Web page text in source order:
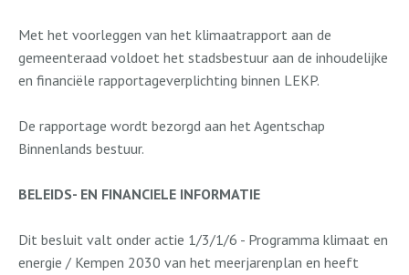
Met het voorleggen van het klimaatrapport aan de
gemeenteraad voldoet het stadsbestuur aan de inhoudelijke
en financiële rapportageverplichting binnen LEKP.
De rapportage wordt bezorgd aan het Agentschap
Binnenlands bestuur.
BELEIDS- EN FINANCIELE INFORMATIE
Dit besluit valt onder actie 1/3/1/6 - Programma klimaat en
energie / Kempen 2030 van het meerjarenplan en heeft